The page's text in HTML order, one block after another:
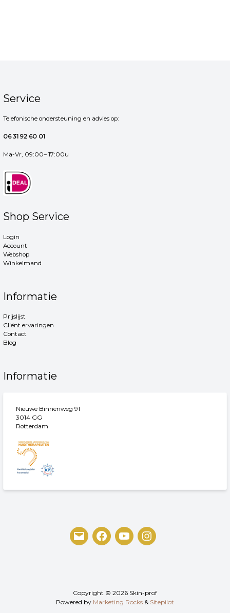
Service
Telefonische ondersteuning en advies op:
06 31 92 60 01
Ma-Vr, 09:00– 17:00u
Shop Service
Login
Account
Webshop
Winkelmand
Informatie
Prijslijst
Cliënt ervaringen
Contact
Blog
Informatie
Nieuwe Binnenweg 91
3014 GG
Rotterdam
Copyright © 2026 Skin-prof
Powered by Marketing Rocks & Sitepilot